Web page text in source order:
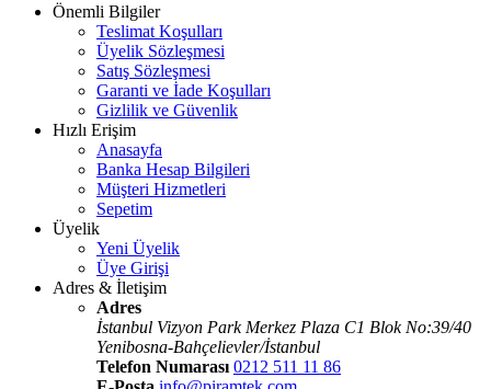
Önemli Bilgiler
Teslimat Koşulları
Üyelik Sözleşmesi
Satış Sözleşmesi
Garanti ve İade Koşulları
Gizlilik ve Güvenlik
Hızlı Erişim
Anasayfa
Banka Hesap Bilgileri
Müşteri Hizmetleri
Sepetim
Üyelik
Yeni Üyelik
Üye Girişi
Adres & İletişim
Adres
İstanbul Vizyon Park Merkez Plaza C1 Blok No:39/40
Yenibosna-Bahçelievler/İstanbul
Telefon Numarası 0212 511 11 86